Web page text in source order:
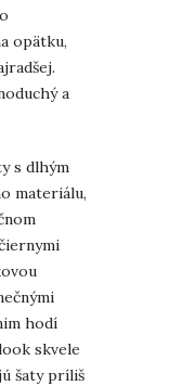
opätku,
a
s dlhým
materiálu,
hodí
skvele
šaty príliš